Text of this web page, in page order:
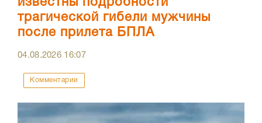
трагической гибели мужчины
после прилета БПЛА
04.08.2026 16:07
Комментарии